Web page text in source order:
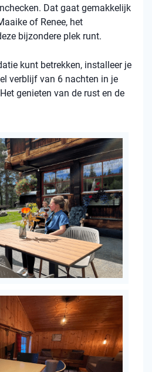
Dat gaat gemakkelijk
of Renee, het
bijzondere plek runt.
kunt betrekken, installeer je
verblijf van 6 nachten in je
genieten van de rust en de